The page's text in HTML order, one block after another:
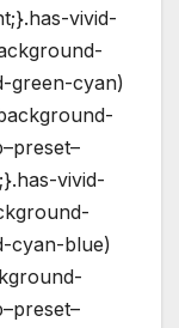
vivid-
green-cyan)
vivid-
cyan-blue)